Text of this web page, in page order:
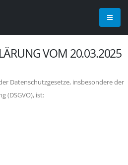
VOM 20.03.2025
Datenschutzgesetze, insbesondere der
(DSGVO), ist: